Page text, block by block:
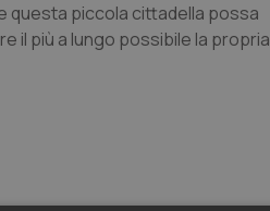
questa piccola cittadella possa
il più a lungo possibile la propria